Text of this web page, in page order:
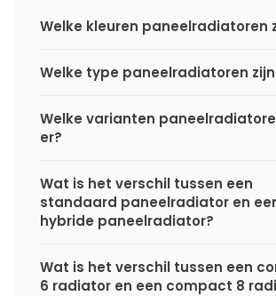
Welke kleuren paneelradiatoren
Welke type paneelradiatoren zijn
Welke varianten
er?
Wat is het verschil tussen een
standaard paneelradiator en
hybride paneelradiator?
Wat is het verschil tussen een
6 radiator en een compact 8